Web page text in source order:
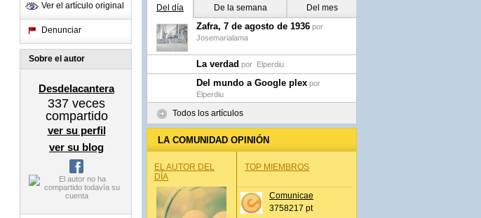
Ver el artículo original
Denunciar
Sobre el autor
Desdelacantera
337 veces
compartido
ver su perfil
ver su blog
Del día De la semana Del mes
Zafra, 7 de agosto de 1936 por
Josemarialama
La verdad por Elperdiu
Del mundo a Google plex por
Elperdiu
Todos los artículos
LA COMUNIDAD OPINIÓN
EL AUTOR DEL
DÍA
TOP MIEMBROS
Comunicae
3758217 pt